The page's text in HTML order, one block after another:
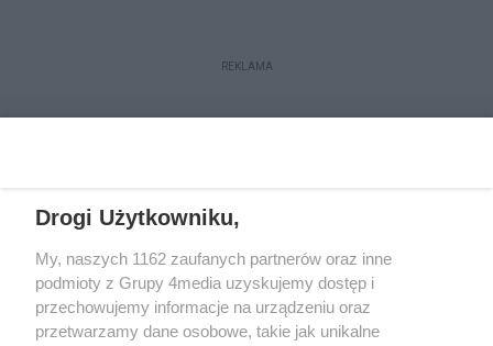
REKLAMA
Reklama Kontakt Regulamin Dystrybucja
Drogi Użytkowniku,
My, naszych 1162 zaufanych partnerów oraz inne
podmioty z Grupy 4media uzyskujemy dostęp i
przechowujemy informacje na urządzeniu oraz
przetwarzamy dane osobowe, takie jak unikalne